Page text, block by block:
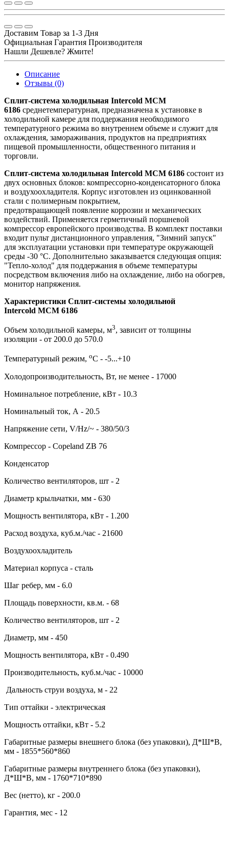
Доставим Товар за 1-3 Дня
Официальная Гарантия Производителя
Нашли Дешевле? Жмите!
Описание
Отзывы (0)
Сплит-система холодильная Intercold MCM
6186 среднетемпературная, предназначена к установке в
холодильной камере для поддержания необходимого
температурного режима во внутреннем объеме и служит для
охлаждения, замораживания, продуктов на предприятиях
пищевой промышленности, общественного питания и
торговли.
Сплит-система холодильная Intercold MCM 6186 состоит из
двух основных блоков: компрессорно-конденсаторного блока
и воздухоохладителя. Корпус изготовлен из оцинкованной
стали с полимерным покрытием,
предотвращающей появление коррозии и механических
воздействий. Применяется герметичный поршневой
компрессор европейского производства. В комплект поставки
входит пульт дистанционного управления, "Зимний запуск"
для эксплуатации установки при температуре окружающей
среды -30 °C. Дополнительно заказывается следующая опция:
"Тепло-холод" для поддержания в объеме температуры
посредством включения либо на охлаждение, либо на обогрев,
монитор напряжения.
Характеристики Сплит-системы холодильной
Intercold MCM 6186
Объем холодильной камеры, м3, зависит от толщины
изоляции - от 200.0 до 570.0
Температурный режим, оС - -5...+10
Холодопроизводительность, Вт, не менее - 17000
Номинальное потребление, кВт - 10.3
Номинальный ток, А - 20.5
Напряжение сети, V/Hz/~ - 380/50/3
Компрессор - Copeland ZB 76
Конденсатор
Количество вентиляторов, шт - 2
Диаметр крыльчатки, мм - 630
Мощность вентилятора, кВт - 1.200
Расход воздуха, куб.м./час - 21600
Воздухоохладитель
Материал корпуса - сталь
Шаг ребер, мм - 6.0
Площадь поверхности, кв.м. - 68
Количество вентиляторов, шт - 2
Диаметр, мм - 450
Мощность вентилятора, кВт - 0.490
Производительность, куб.м./час - 10000
Дальность струи воздуха, м - 22
Тип оттайки - электрическая
Мощность оттайки, кВт - 5.2
Габаритные размеры внешнего блока (без упаковки), Д*Ш*В,
мм - 1855*560*860
Габаритные размеры внутреннего блока (без упаковки),
Д*Ш*В, мм - 1760*710*890
Вес (нетто), кг - 200.0
Гарантия, мес - 12